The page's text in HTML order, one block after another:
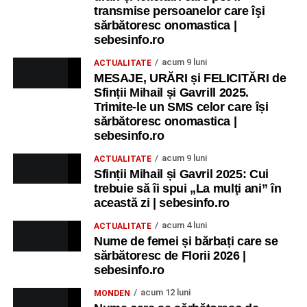
„În noaptea învierii, când clopotele bat, eu îţi doresc din
suflet «Hristos a înviat!»”
„Cu lumânări aprinse şi sufletul curat să spunem
împreună HRISTOS A ÎNVIAT!”
„Fie ca sfânta sărbătoare a învierii Domnului să vă aducă
cele patru taine divine: încredere, lumină, iubire, speranţă.
Un Paște fericit!”
„Învierea Domnului să-ți aducă în suflet bucurie și iubire.
Paște fericit, alături de cei dragi!”
„Dumnezeu să vă dea un curcubeu la fiecare furtună, un
zâmbet la fiecare lacrimă, o binecuvântare la fiecare pas,
o promisiune la fiecare grijă și un răspuns la fiecare
transmise persoanelor care îşi
sărbătoresc onomastica |
sebesinfo.ro
ACTUALITATE acum 9 luni
MESAJE, URĂRI și FELICITĂRI de
Sfinții Mihail și Gavrill 2025.
Trimite-le un SMS celor care își
sărbătoresc onomastica |
sebesinfo.ro
ACTUALITATE acum 9 luni
Sfinții Mihail și Gavril 2025: Cui
trebuie să îi spui „La mulţi ani” în
această zi | sebesinfo.ro
ACTUALITATE acum 4 luni
Nume de femei și bărbați care se
sărbătoresc de Florii 2026 |
sebesinfo.ro
MONDEN acum 12 luni